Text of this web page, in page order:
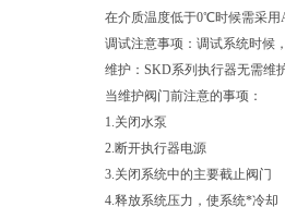
在介质温度低于0℃时候需采用
调试注意事项：调试系统时候
维护：SKD系列执行器无需维
当维护阀门前注意的事项：
1.关闭水泵
2.断开执行器电源
3.关闭系统中的主要截止阀门
4.释放系统压力，使系统*冷却